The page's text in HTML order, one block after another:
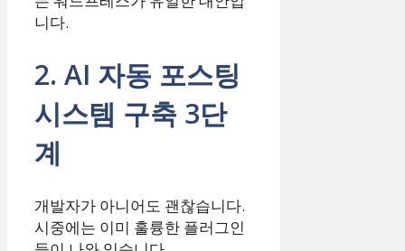
니다.
2. AI 자동 포스팅
시스템 구축 3단
계
개발자가 아니어도 괜찮습니다.
시중에는 이미 훌륭한 플러그인